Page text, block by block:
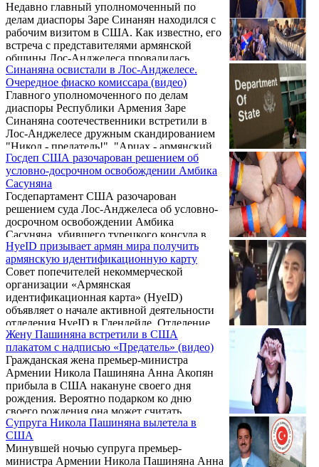
«дипломатом».
Недавно главный уполномоченный по
делам диаспоры Заре Синанян находился с
рабочим визитом в США. Как известно, его
встреча с представителями армянской
общины Лос-Анджелеса провалилась,
поскольку, еще не начавшись, участники
встречи начали скандировать "Никол,
предатель!", "Заре, предатель!". По
сведениям газеты «Паст», основная цель
командировки Заре Синаняна в США
состояла в привлечении инвестиций в
Армению или хотя бы общения
инвестиций.
Синаняна освистали в Лос-Анджелесе.
Очередное фиаско комиссара (видео)
Главного уполномоченного по делам
диаспоры Республики Армения Заре
Синаняна соотечественники встретили в
Лос-Анджелесе дружным скандированием
"Никол - предатель!", "Арцах - армянский,
Никол - турецкий!", развернув плакат с
надписью “Синанян – предатель!”.
Очередная встреча с диаспорой
незадачливого "комиссара" Пашиняна
оказалась провальной. А ведь Лос-
Анджелес, можно сказать, его родное
"гнездо", ибо кем был Синанян до
"революции любви и солидарности"? А
был Синанян мэром калифорнийского
Глендей ...
Госдеп США разочарован решением об
условно-досрочном освобождении Амбика
Сасуняна
Госдепартамент США разочарован
решением суда Лос-Анджелеса об условно-
досрочном освобождении Амбика
Сасуняна, убившего турецкого консула в
Калифорнии. Об этом говорится в
соответствующем сообщении, размещенном
на сайте Госдепа. Ранее офис губернатора
Калифорнии Гэвина Ньюсома сообщил
Армянскому Национальному Комитету
Америки, что он больше не будет подавать
апелляции против решения суда.
HyeID призывает армян мира получить
армянскую идентификационную карту
Совет попечителей некоммерческой
организации «Армянская
идентификационная карта» (HyeID)
объявляет о начале активной деятельности
отделения HyeID в Глендейле. Отделение
организации «Армянская
идентификационная карта» в Глендейле –
первое в списке отделений, которые будут
работать во многих странах мира. Уже
зарегистрировано более 30 владельцев карт.
Для получения Армянской
идентификационной карты в организацию
продолжает обращаться большое количество
армян, проживающих в разных странах
мира.
Жену Пашиняна встретили в США
плакатом с надписью «Предатель» (видео)
Гражданская жена премьер-министра
Армении Никола Пашиняна Анна Акопян
прибыла в США накануне своего дня
рождения. Вероятно подарком ко дню
своего рождения она может считать
организованную для нее встречу в
аэропорту.
Супруга Никола Пашиняна вылетела в
США
Минувшей ночью супруга премьер-
министра Армении Никола Пашиняна Анна